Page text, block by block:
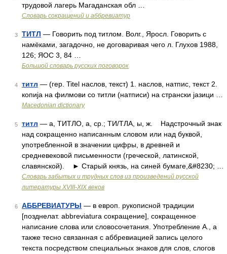
трудовой лагерь Магаданская обл …
Словарь сокращений и аббревиатур
3 ТИТЛ — Говорить под титлом. Волг., Яросл. Говорить с
намёками, загадочно, не договаривая чего л. Глухов 1988,
126; ЯОС 3, 84 …
Большой словарь русских поговорок
4 титл — (гер. Titel наслов, текст) 1. наслов, натпис, текст 2.
копија на филмови со титли (натписи) на странски јазици …
Macedonian dictionary
5 титл — а, ТИТЛО, а, ср.; ТИ/ТЛА, ы, ж. Надстрочный знак
над сокращенно написанным словом или над буквой,
употребленной в значении цифры, в древней и
средневековой письменности (греческой, латинской,
славянской). ► Старый князь, на синей бумаге,&#8230; …
Словарь забытых и трудных слов из произведений русской
литературы ХVIII-ХIХ веков
6 АББРЕВИАТУРЫ — в европ. рукописной традиции
[позднелат. abbreviatura сокращение], сокращенное
написание слова или словосочетания. Употребление А., а
также тесно связанная с аббревиацией запись целого
текста посредством специальных знаков для слов, слогов